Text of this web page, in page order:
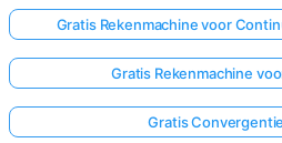
Gratis Rekenmachine voor
Gratis Rekenmachine
Gratis